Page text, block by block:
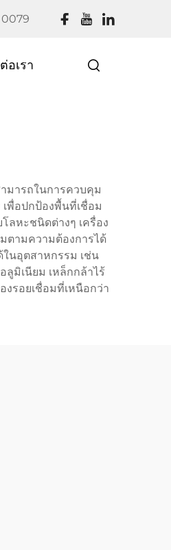
0079
อเรา
มารถในการควบคุม
พื่อปกป้องพื้นที่เชื่อม
ลหะชนิดต่างๆ เครื่อง
ตามความต้องการได้
นอุตสาหกรรม เช่น
มิเนียม เหล็กกล้าไร้
รอยเชื่อมที่เหนือกว่า